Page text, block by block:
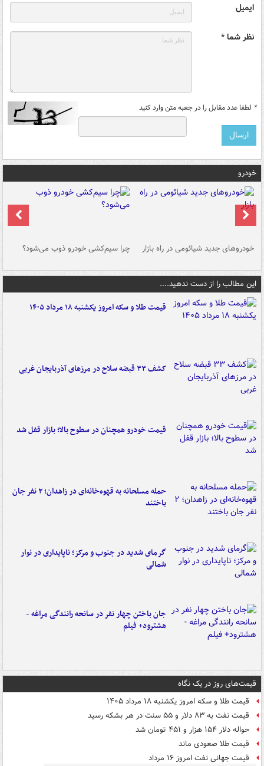
ایمیل
نظر شما *
* لطفا عدد مقابل را در جعبه متن وارد کنید
خودرو
خودروهای جدید شیائومی در راه بازار چرا سیم‌کشی خودرو ذوب می‌شود؟
این مطالب را از دست ندهید....
قیمت طلا و سکه امروز یکشنبه ۱۸ مرداد ۱۴۰۵
کشف ۳۳ قبضه سلاح در مرزهای آذربایجان غربی
قیمت خودرو همچنان در سطوح بالا؛ بازار قفل شد
حمله مسلحانه به قهوه‌خانه‌ای در زاهدان؛ ۲ نفر جان
باختند
گرمای شدید در جنوب و مرکز؛ ناپایداری در نوار
شمالی
جان باختن چهار نفر در سانحه رانندگی مراغه -
هشترود+ فیلم
قیمت‌های روز در یک نگاه
قیمت طلا و سکه امروز یکشنبه ۱۸ مرداد ۱۴۰۵
قیمت نفت به ۸۳ دلار و ۵۵ سنت در هر بشکه رسید
حواله دلار ۱۵۴ هزار و ۴۵۱ تومان شد
قیمت طلا صعودی ماند
قیمت جهانی نفت امروز ۱۶ مرداد